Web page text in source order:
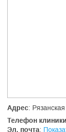
Адрес:
Телефон клиники
Эл. почта: